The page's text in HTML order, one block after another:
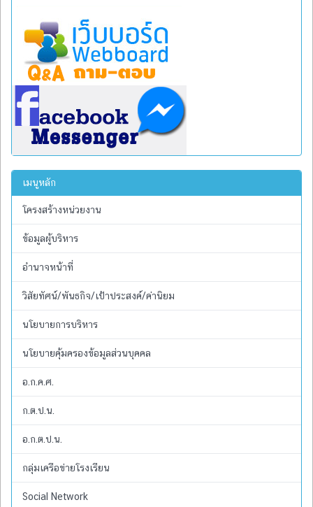
เมนูหลัก
โครงสร้างหน่วยงาน
ข้อมูลผู้บริหาร
อำนาจหน้าที่
วิสัยทัศน์/พันธกิจ/เป้าประสงค์/ค่านิยม
นโยบายการบริหาร
นโยบายคุ้มครองข้อมูลส่วนบุคคล
อ.ก.ค.ศ.
ก.ต.ป.น.
อ.ก.ต.ป.น.
กลุ่มเครือข่ายโรงเรียน
Social Network